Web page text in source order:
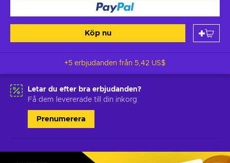
Köp nu
+5 erbjudanden från 5,42 US$
Letar du efter bra erbjudanden?
Få dem levererade till din inkorg
Prenumerera